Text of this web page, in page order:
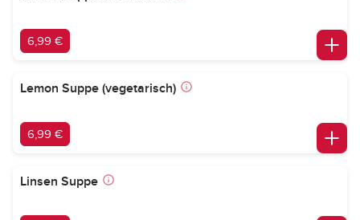
6,99 €
Lemon Suppe (vegetarisch)
6,99 €
Linsen Suppe